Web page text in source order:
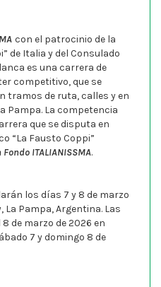
con el patrocinio de la
de Italia y del Consulado
es una carrera de
competitivo, que se
tramos de ruta, calles y en
Pampa. La competencia
que se disputa en
“La Fausto Coppi”
Fondo ITALIANISSMA.
los días 7 y 8 de marzo
La Pampa, Argentina. Las
de marzo de 2026 en
7 y domingo 8 de